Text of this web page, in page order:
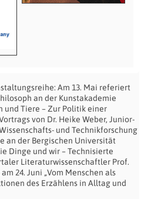
Am 13. Mai referiert
an der Kunstakademie
und Tiere – Zur Politik einer
von Dr. Heike Weber, Junior-
und Technikforschung
an der Bergischen Universität
Dinge und wir – Technisierte
Literaturwissenschaftler Prof.
24. Juni „Vom Menschen als
des Erzählens in Alltag und